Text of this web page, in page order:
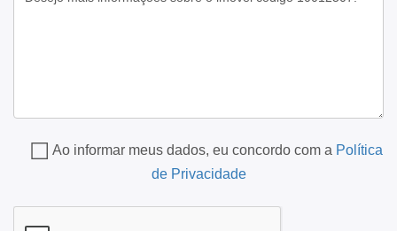
Ao informar meus dados, eu concordo com a Política
de Privacidade